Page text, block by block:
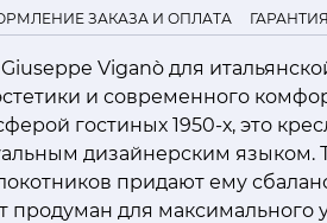
ЗАКАЗА И ОПЛАТА ГАРАНТИЯ
Viganò для
и современного
гостиных 1950-х, это
дизайнерским языком.
придают ему
продуман для максимального